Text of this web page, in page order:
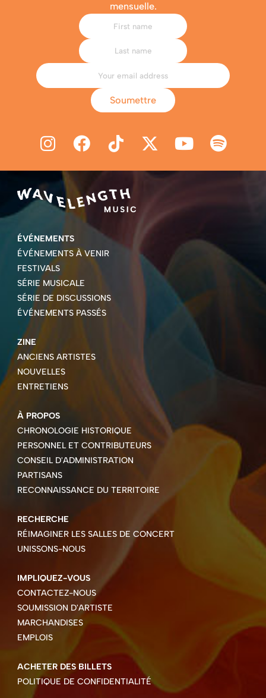
mensuelle.
Soumettre
ÉVÉNEMENTS
ÉVÉNEMENTS À VENIR
FESTIVALS
SÉRIE MUSICALE
SÉRIE DE DISCUSSIONS
ÉVÉNEMENTS PASSÉS
ZINE
ANCIENS ARTISTES
NOUVELLES
ENTRETIENS
À PROPOS
CHRONOLOGIE HISTORIQUE
PERSONNEL ET CONTRIBUTEURS
CONSEIL D'ADMINISTRATION
PARTISANS
RECONNAISSANCE DU TERRITOIRE
RECHERCHE
RÉIMAGINER LES SALLES DE CONCERT
UNISSONS-NOUS
IMPLIQUEZ-VOUS
CONTACTEZ-NOUS
SOUMISSION D'ARTISTE
MARCHANDISES
EMPLOIS
ACHETER DES BILLETS
POLITIQUE DE CONFIDENTIALITÉ